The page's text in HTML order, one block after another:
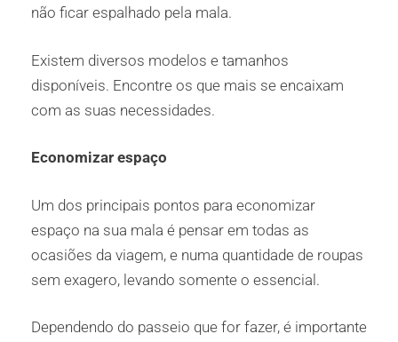
não ficar espalhado pela mala.
Existem diversos modelos e tamanhos
disponíveis. Encontre os que mais se encaixam
com as suas necessidades.
Economizar espaço
Um dos principais pontos para economizar
espaço na sua mala é pensar em todas as
ocasiões da viagem, e numa quantidade de roupas
sem exagero, levando somente o essencial.
Dependendo do passeio que for fazer, é importante